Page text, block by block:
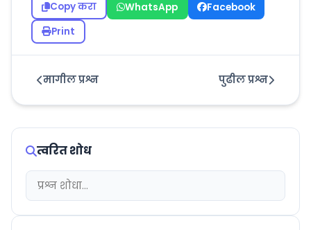
Copy करा WhatsApp
Facebook
Print
मागील प्रश्न पुढील प्रश्न
त्वरित शोध